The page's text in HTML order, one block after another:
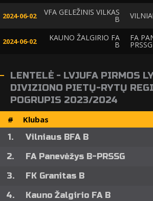
2024-06-02 VFA GELEŽINIS VILKAS
B
2024-06-02 KAUNO ŽALGIRIO FA
B
FA
PRSSG
LENTELĖ - LVJUFA PIRMOS
DIVIZIONO PIETŲ-RYTŲ
POGRUPIS 2023/2024
# Klubas
1. Vilniaus BFA B
2. FA Panevėžys B-PRSSG
3. FK Granitas B
4. Kauno Žalgirio FA B